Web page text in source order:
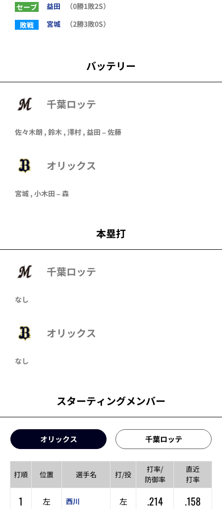
セーブ
益田
（0勝1敗2S）
敗戦
宮城 （2勝3敗0S）
バッテリー
千葉ロッテ
佐々木朗 , 鈴木 , 澤村 , 益田 –佐藤
オリックス
宮城 , 小木田 –森
本塁打
千葉ロッテ
なし
オリックス
なし
スターティングメンバー
オリックス 千葉ロッテ
打順 位置 選手名 打/投
打率/
防御率
直近
打率
1 左 西川 左 .214
.158